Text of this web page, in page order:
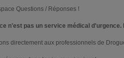
Questions / Réponses !
n'est pas un service médical d'urgence.
directement aux professionnels de